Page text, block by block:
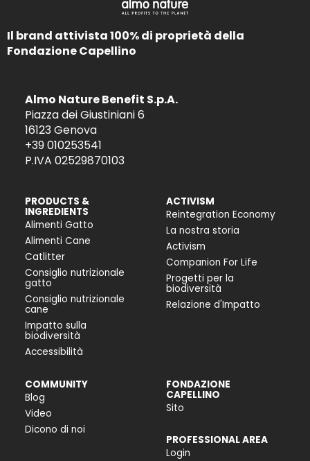
Il brand attivista 100% di proprietà della
Fondazione Capellino
Almo Nature Benefit S.p.A.
Piazza dei Giustiniani 6
16123 Genova
+39 010253541
P.IVA 02529870103
PRODUCTS &
INGREDIENTS
Alimenti Gatto
Alimenti Cane
Catlitter
Consiglio nutrizionale
gatto
Consiglio nutrizionale
cane
Impatto sulla
biodiversità
Accessibilità
ACTIVISM
Reintegration Economy
La nostra storia
Activism
Companion For Life
Progetti per la
biodiversità
Relazione d'Impatto
COMMUNITY
Blog
Video
Dicono di noi
FONDAZIONE
CAPELLINO
Sito
PROFESSIONAL AREA
Login